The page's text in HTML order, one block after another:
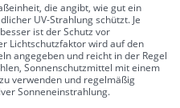
die angibt, wie gut ein
UV-Strahlung schützt. Je
ist der Schutz vor
Lichtschutzfaktor wird auf den
angegeben und reicht in der Regel
Sonnenschutzmittel mit einem
verwenden und regelmäßig
Sonneneinstrahlung.